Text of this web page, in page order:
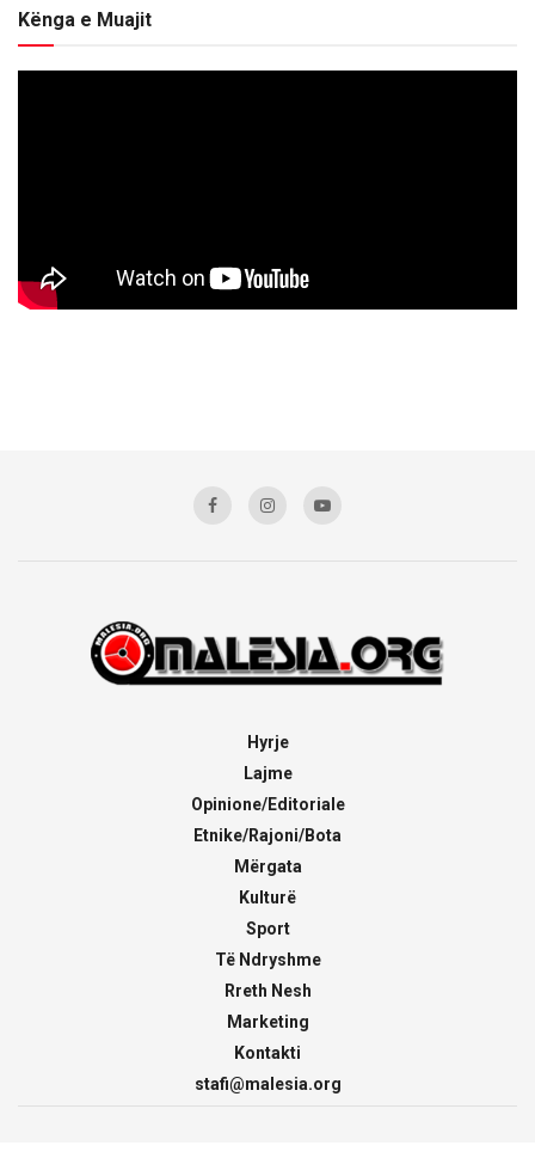
Kënga e Muajit
Hyrje
Lajme
Opinione/Editoriale
Etnike/Rajoni/Bota
Mërgata
Kulturë
Sport
Të Ndryshme
Rreth Nesh
Marketing
Kontakti
stafi@malesia.org